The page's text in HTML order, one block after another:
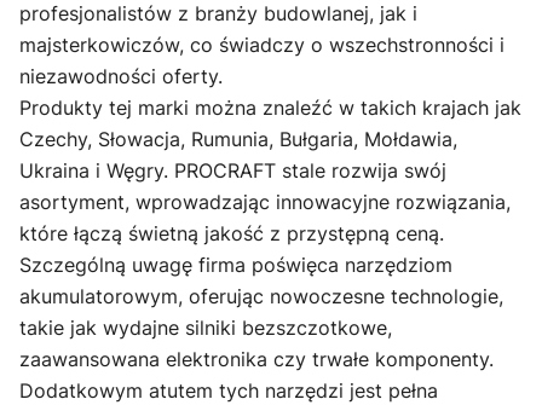
profesjonalistów z branży budowlanej, jak i
majsterkowiczów, co świadczy o wszechstronności i
niezawodności oferty.
Produkty tej marki można znaleźć w takich krajach jak
Czechy, Słowacja, Rumunia, Bułgaria, Mołdawia,
Ukraina i Węgry. PROCRAFT stale rozwija swój
asortyment, wprowadzając innowacyjne rozwiązania,
które łączą świetną jakość z przystępną ceną.
Szczególną uwagę firma poświęca narzędziom
akumulatorowym, oferując nowoczesne technologie,
takie jak wydajne silniki bezszczotkowe,
zaawansowana elektronika czy trwałe komponenty.
Dodatkowym atutem tych narzędzi jest pełna